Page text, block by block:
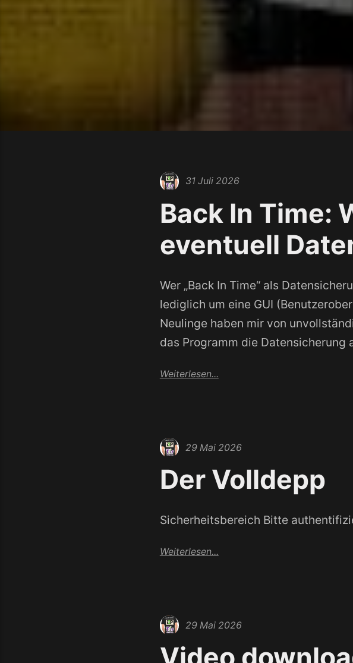
31 Juli 2026
Back In Time:
eventuell
Wer „Back In Time“ als
lediglich um eine GUI
Neulinge haben mir von
das Programm die
Weiterlesen...
29 Mai 2026
Der Volldepp
Sicherheitsbereich Bitte
Weiterlesen...
29 Mai 2026